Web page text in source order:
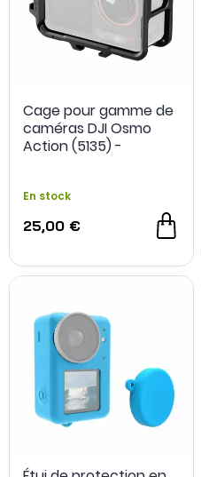
Cage pour gamme de
caméras DJI Osmo
Action (5135) -
En stock
25,00 €